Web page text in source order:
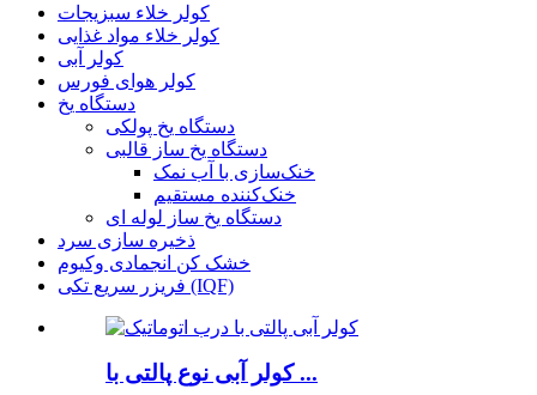
کولر خلاء سبزیجات
کولر خلاء مواد غذایی
کولر آبی
کولر هوای فورس
دستگاه یخ
دستگاه یخ پولکی
دستگاه یخ ساز قالبی
خنک‌سازی با آب نمک
خنک‌کننده مستقیم
دستگاه یخ ساز لوله ای
ذخیره سازی سرد
خشک کن انجمادی وکیوم
فریزر سریع تکی (IQF)
کولر آبی نوع پالتی با ...